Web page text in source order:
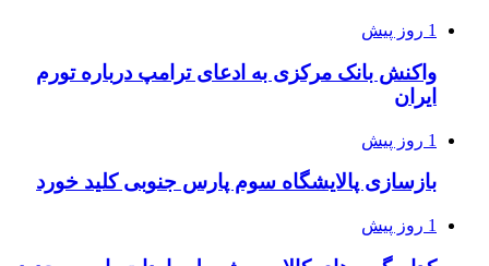
1 روز پیش
واکنش بانک مرکزی به ادعای ترامپ درباره تورم
ایران
1 روز پیش
بازسازی پالایشگاه سوم پارس جنوبی کلید خورد
1 روز پیش